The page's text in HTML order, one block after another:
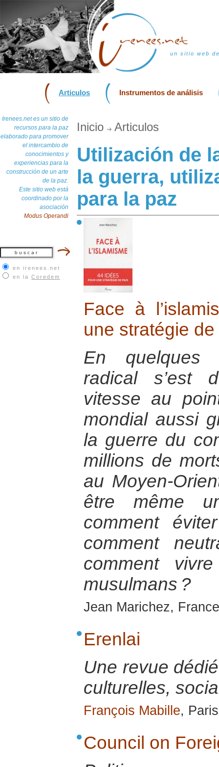
un sitio web
Articulos Instrumentos de análisis
Irenees.net es un sitio de
recursos para la paz
elaborado para promover
el intercambio de
conocimientos y
experiencias para la
construcción de un arte
de la paz.
Este sitio web está
coordinado por la
asociación
Modus Operandi
en irenees.net
en la Coredem
Inicio Articulos
Utilización de
la guerra,
para la paz
Face à
une stratégie
En quelques
radical s’est
vitesse au
mondial aussi
la guerre du
millions de
au Moyen-
être même
comment
comment
comment
musulmans ?
Jean Marichez,
Erenlai
Une revue
culturelles,
François Mabille,
Council on